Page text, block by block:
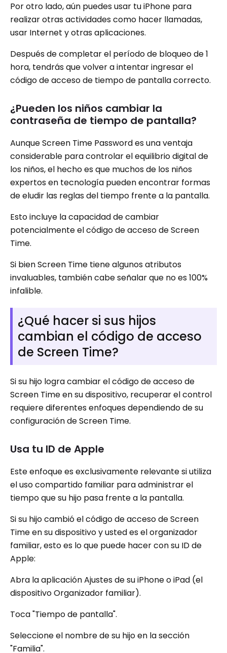
Por otro lado, aún puedes usar tu iPhone para
realizar otras actividades como hacer llamadas,
usar Internet y otras aplicaciones.
Después de completar el período de bloqueo de 1
hora, tendrás que volver a intentar ingresar el
código de acceso de tiempo de pantalla correcto.
¿Pueden los niños cambiar la
contraseña de tiempo de pantalla?
Aunque Screen Time Password es una ventaja
considerable para controlar el equilibrio digital de
los niños, el hecho es que muchos de los niños
expertos en tecnología pueden encontrar formas
de eludir las reglas del tiempo frente a la pantalla.
Esto incluye la capacidad de cambiar
potencialmente el código de acceso de Screen
Time.
Si bien Screen Time tiene algunos atributos
invaluables, también cabe señalar que no es 100%
infalible.
¿Qué hacer si sus hijos
cambian el código de acceso
de Screen Time?
Si su hijo logra cambiar el código de acceso de
Screen Time en su dispositivo, recuperar el control
requiere diferentes enfoques dependiendo de su
configuración de Screen Time.
Usa tu ID de Apple
Este enfoque es exclusivamente relevante si utiliza
el uso compartido familiar para administrar el
tiempo que su hijo pasa frente a la pantalla.
Si su hijo cambió el código de acceso de Screen
Time en su dispositivo y usted es el organizador
familiar, esto es lo que puede hacer con su ID de
Apple:
Abra la aplicación Ajustes de su iPhone o iPad (el
dispositivo Organizador familiar).
Toca "Tiempo de pantalla".
Seleccione el nombre de su hijo en la sección
"Familia".